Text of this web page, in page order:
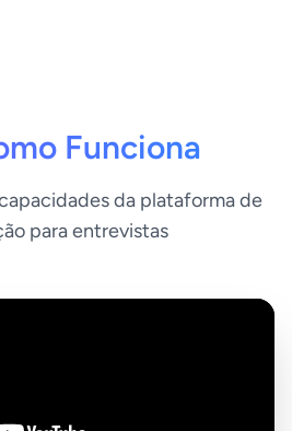
Funciona
da plataforma de
para entrevistas